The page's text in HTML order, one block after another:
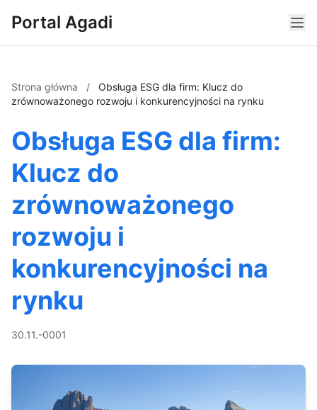
Portal Agadi
Strona główna /
Obsługa ESG dla firm: Klucz do
zrównoważonego rozwoju i konkurencyjności na rynku
Obsługa ESG dla firm:
Klucz do
zrównoważonego
rozwoju i
konkurencyjności na
rynku
30.11.-0001